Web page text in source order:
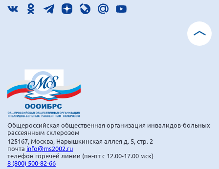
Общероссийская общественная организация инвалидов-больных
рассеянным склерозом
125167, Москва, Нарышкинская аллея д. 5, стр. 2
почта info@ms2002.ru
телефон горячей линии (пн-пт с 12.00-17.00 мск)
8 (800) 500-82-66